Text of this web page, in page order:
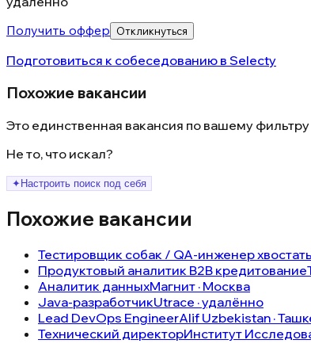
Получить оффер
Откликнуться
Подготовиться к собеседованию в Selecty
Похожие вакансии
Это единственная вакансия по вашему фильтру
Не то, что искал?
✦ Настроить поиск под себя
Похожие вакансии
Тестировщик собак / QA-инженер
Продуктовый аналитик B2B кредитование
Аналитик данныхМагнит · Москва
Java-разработчикUtrace · удалённо
Lead DevOps EngineerAlif Uzbekistan ·
Технический директорИнститут